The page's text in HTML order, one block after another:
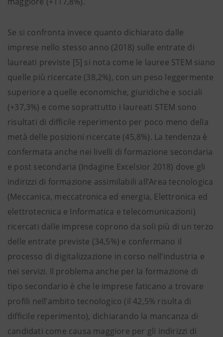
Se si confronta invece quanto dichiarato dalle
imprese nello stesso anno (2018) sulle entrate di
laureati previste [5] si nota come le lauree STEM siano
quelle più ricercate (38,2%), con un peso leggermente
superiore a quelle economiche, giuridiche e sociali
(+37,3%) e come soprattutto i laureati STEM sono
risultati di difficile reperimento per poco meno della
metà delle posizioni ricercate (45,8%). La tendenza è
confermata anche nei livelli di formazione secondaria
e post secondaria (Indagine Excelsior 2018) dove gli
indirizzi di formazione assimilabili all’Area tecnologica
(Meccanica, meccatronica ed energia, Elettronica ed
elettrotecnica e Informatica e telecomunicazioni)
ricercati dalle imprese coprono da soli più di un terzo
delle entrate previste (34,5%) e confermano il
processo di digitalizzazione in corso nell’industria e
nei servizi. Il problema anche per la formazione di
tipo secondario è che le imprese faticano a trovare
profili nell’ambito tecnologico (il 42,5% risulta di
difficile reperimento), dichiarando la mancanza di
candidati come causa maggiore per gli indirizzi di